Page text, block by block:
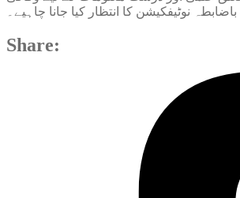
نوٹیفکیشن کا انتظار کیا جانا چاہیے۔
Share: